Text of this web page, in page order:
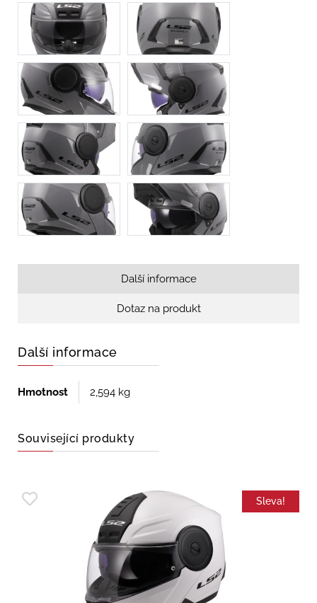
Další informace
Dotaz na produkt
Další informace
Hmotnost 2,594 kg
Související produkty
Sleva!